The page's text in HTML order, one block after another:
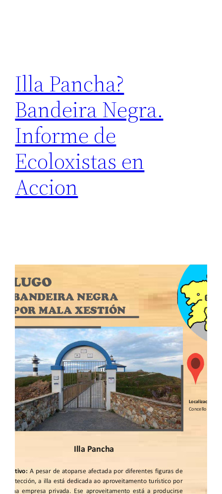
Illa Pancha?
Bandeira Negra.
Informe de
Ecoloxistas en
Accion